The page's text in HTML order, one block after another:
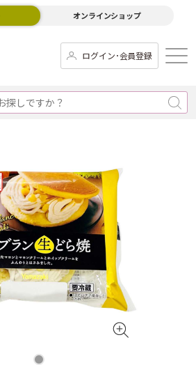
オンラインショップ
ログイン･会員登録